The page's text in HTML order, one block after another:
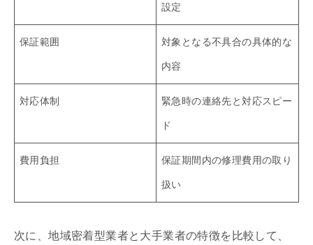
設定
保証範囲 対象となる不具合の具体的な
内容
対応体制 緊急時の連絡先と対応スピー
ド
費用負担 保証期間内の修理費用の取り
扱い
次に、地域密着型業者と大手業者の特徴を比較して、